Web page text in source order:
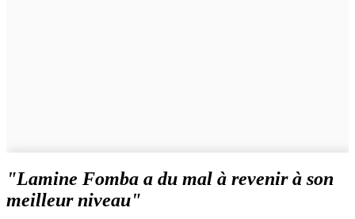
"Lamine Fomba a du mal à revenir à son
meilleur niveau"